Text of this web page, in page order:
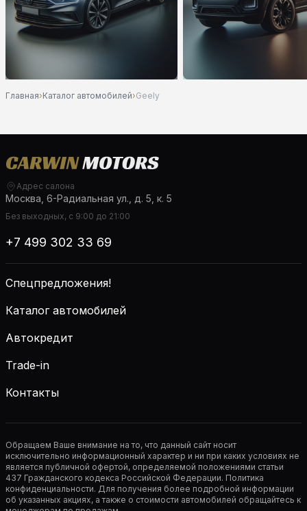
Главная›Каталог автомобилей›Geely
Адрес салона
Москва, 6-Радиальная ул., д. 5, к. 5
Без выходных, с 9:00 до 21:00
+7 499 302 33 69
Спецпредложения!
Каталог автомобилей
Автокредит
Trade-in
Контакты
Обращаем Ваше внимание на то, что данный сайт носит
исключительно информационный характер и ни при каких условиях не
является публичной офертой, определяемой положениями статьи
437 Гражданского кодекса Российской Федерации. Политика
конфиденциальности. Для получения более подробной информации
об указанных акциях, а также о стоимости автомобилей обращайтесь к